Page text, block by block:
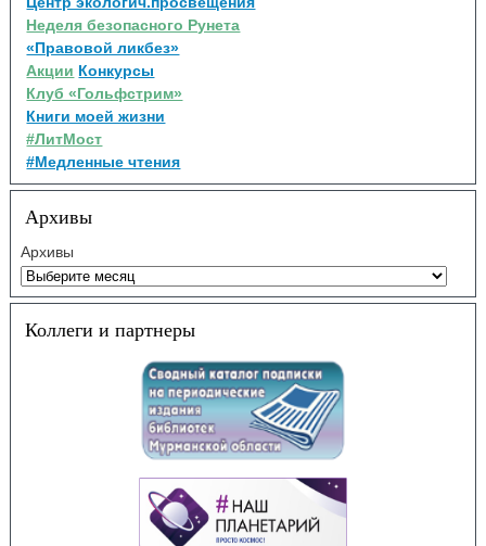
Неделя безопасного Рунета
«Правовой ликбез»
Акции Конкурсы
Клуб «Гольфстрим»
Книги моей жизни
#ЛитМост
#Медленные чтения
Архивы
Архивы
Коллеги и партнеры